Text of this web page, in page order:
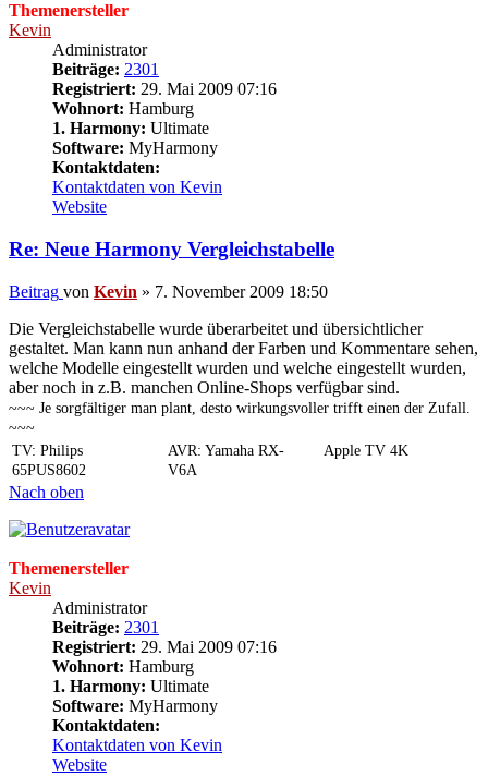
Themenersteller
Kevin
Administrator
Beiträge: 2301
Registriert: 29. Mai 2009 07:16
Wohnort: Hamburg
1. Harmony: Ultimate
Software: MyHarmony
Kontaktdaten:
Kontaktdaten von Kevin
Website
Re: Neue Harmony Vergleichstabelle
Beitrag von Kevin » 7. November 2009 18:50
Die Vergleichstabelle wurde überarbeitet und übersichtlicher
gestaltet. Man kann nun anhand der Farben und Kommentare sehen,
welche Modelle eingestellt wurden und welche eingestellt wurden,
aber noch in z.B. manchen Online-Shops verfügbar sind.
~~~ Je sorgfältiger man plant, desto wirkungsvoller trifft einen der Zufall.
~~~
TV: Philips
65PUS8602
AVR: Yamaha RX-
V6A
Apple TV 4K
Nach oben
Themenersteller
Kevin
Administrator
Beiträge: 2301
Registriert: 29. Mai 2009 07:16
Wohnort: Hamburg
1. Harmony: Ultimate
Software: MyHarmony
Kontaktdaten:
Kontaktdaten von Kevin
Website